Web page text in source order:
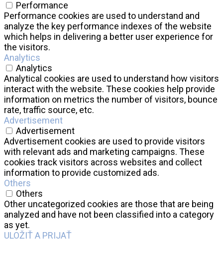
Performance
Performance cookies are used to understand and
analyze the key performance indexes of the website
which helps in delivering a better user experience for
the visitors.
Analytics
Analytics
Analytical cookies are used to understand how visitors
interact with the website. These cookies help provide
information on metrics the number of visitors, bounce
rate, traffic source, etc.
Advertisement
Advertisement
Advertisement cookies are used to provide visitors
with relevant ads and marketing campaigns. These
cookies track visitors across websites and collect
information to provide customized ads.
Others
Others
Other uncategorized cookies are those that are being
analyzed and have not been classified into a category
as yet.
ULOŽIŤ A PRIJAŤ